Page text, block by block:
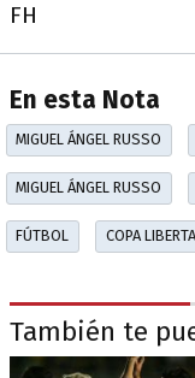
FH
En esta Nota
MIGUEL ÁNGEL RUSSO
MIGUEL ÁNGEL RUSSO
FÚTBOL COPA
También te